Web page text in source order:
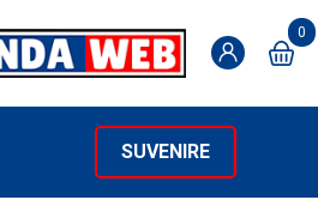
0
SUVENIRE